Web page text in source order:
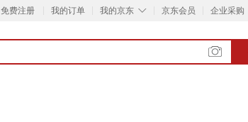
免费注册 我的订单 ◇
我的京东 京东会员 企业采购